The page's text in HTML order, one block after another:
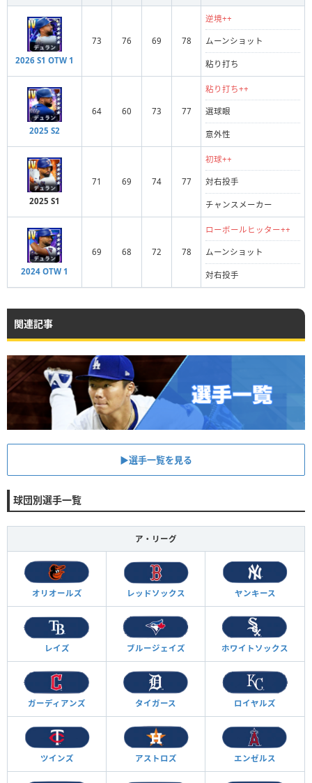
2026 S1 OTW 1
73 76 69 78
逆境++
ムーンショット
粘り打ち
2025 S2
64 60 73 77
粘り打ち++
選球眼
意外性
2025 S1
71 69 74 77
初球++
対右投手
チャンスメーカー
2024 OTW 1
69 68 72 78
ローボールヒッター++
ムーンショット
対右投手
関連記事
▶︎選手一覧を見る
球団別選手一覧
ア・リーグ
オリオールズ レッドソックス ヤンキース
レイズ ブルージェイズ ホワイトソックス
ガーディアンズ タイガース ロイヤルズ
ツインズ アストロズ エンゼルス